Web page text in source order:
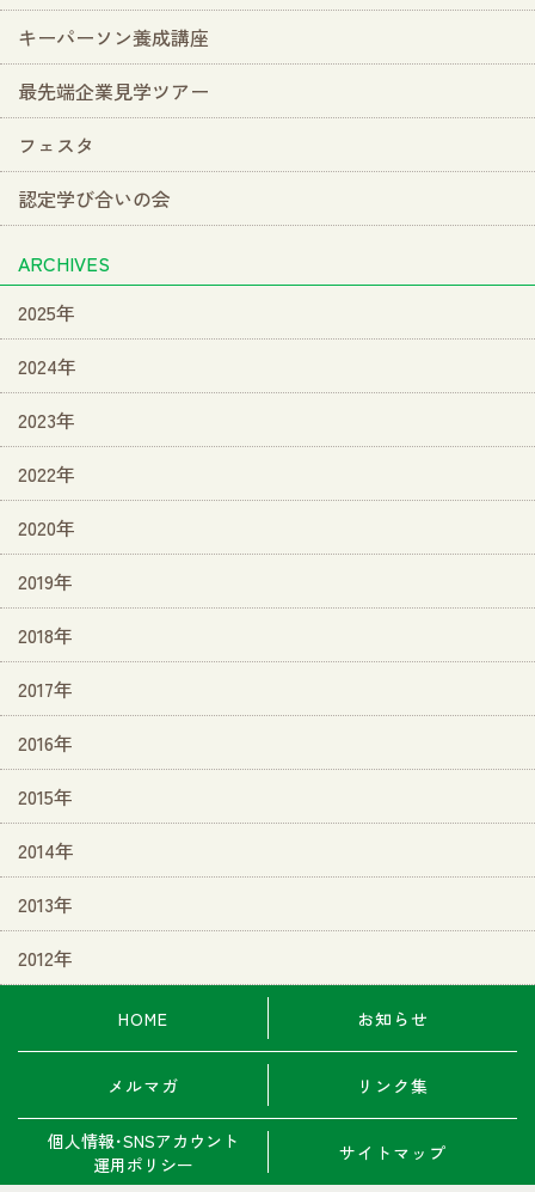
キーパーソン養成講座
最先端企業見学ツアー
フェスタ
認定学び合いの会
ARCHIVES
2025年
2024年
2023年
2022年
2020年
2019年
2018年
2017年
2016年
2015年
2014年
2013年
2012年
HOME お知らせ
メルマガ リンク集
個人情報･SNSアカウント
運用ポリシー
サイトマップ